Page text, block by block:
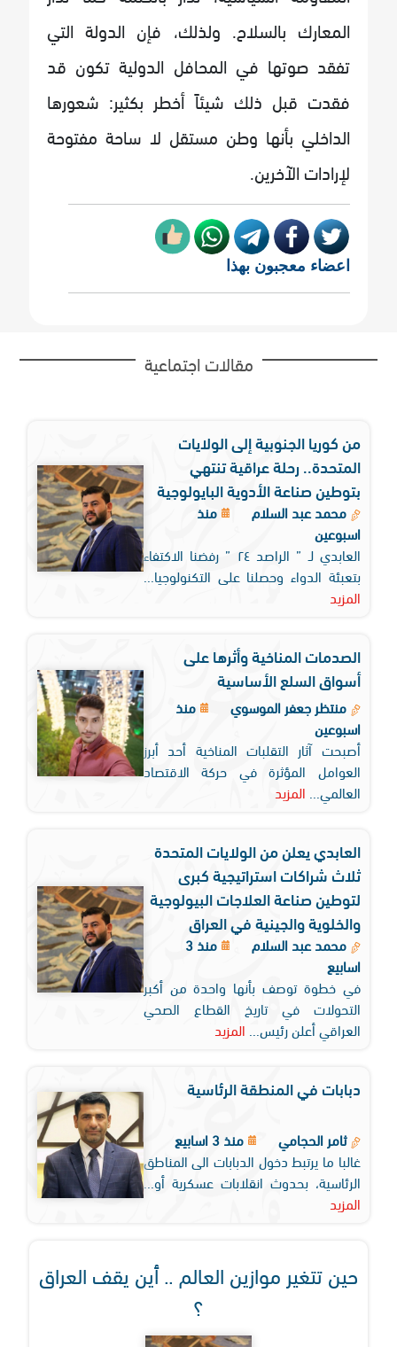
المعارك بالسلاح. ولذلك، فإن الدولة التي
تفقد صوتها في المحافل الدولية تكون قد
فقدت قبل ذلك شيئاً أخطر بكثير: شعورها
الداخلي بأنها وطن مستقل لا ساحة مفتوحة
لإرادات الآخرين.
اعضاء معجبون بهذا
مقالات اجتماعية
من كوريا الجنوبية إلى الولايات
المتحدة.. رحلة عراقية تنتهي
بتوطين صناعة الأدوية البايولوجية
محمد عبد السلام
منذ
اسبوعين
العابدي لـ ” الراصد ٢٤ ” رفضنا الاكتفاء
بتعبئة الدواء وحصلنا على التكنولوجيا...
المزيد
الصدمات المناخية وأثرها على
أسواق السلع الأساسية
منتظر جعفر الموسوي
منذ
اسبوعين
أصبحت آثار التقلبات المناخية أحد أبرز
العوامل المؤثرة في حركة الاقتصاد
العالمي...
المزيد
العابدي يعلن من الولايات المتحدة
ثلاث شراكات استراتيجية كبرى
لتوطين صناعة العلاجات البيولوجية
والخلوية والجينية في العراق
محمد عبد السلام
منذ 3
اسابيع
في خطوة توصف بأنها واحدة من أكبر
التحولات في تاريخ القطاع الصحي
العراقي أعلن رئيس...
المزيد
دبابات في المنطقة الرئاسية
ثامر الحجامي
منذ 3 اسابيع
غالبا ما يرتبط دخول الدبابات الى المناطق
الرئاسية، بحدوث انقلابات عسكرية أو...
المزيد
حين تتغير موازين العالم .. أين يقف العراق
؟